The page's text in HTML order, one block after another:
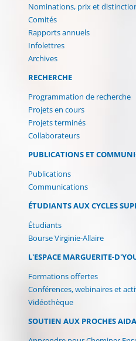
Nominations, prix et
Comités
Rapports annuels
Infolettres(current)
Archives
RECHERCHE
Programmation de recherche
Projets en cours
Projets terminés
Collaborateurs
PUBLICATIONS ET
Publications
Communications
ÉTUDIANTS AUX CYCLES
Étudiants
Bourse Virginie-Allaire
L'ESPACE MARGUERITE-
Formations offertes
Conférences, webinaires et
Vidéothèque
SOUTIEN AUX PROCHES